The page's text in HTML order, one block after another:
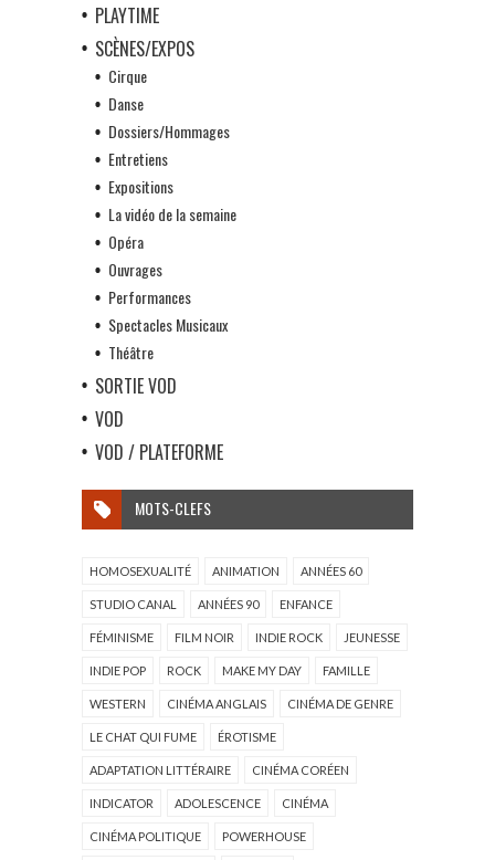
PLAYTIME
SCÈNES/EXPOS
Cirque
Danse
Dossiers/Hommages
Entretiens
Expositions
La vidéo de la semaine
Opéra
Ouvrages
Performances
Spectacles Musicaux
Théâtre
SORTIE VOD
VOD
VOD / PLATEFORME
MOTS-CLEFS
HOMOSEXUALITÉ ANIMATION ANNÉES 60
STUDIO CANAL ANNÉES 90 ENFANCE
FÉMINISME FILM NOIR INDIE ROCK JEUNESSE
INDIE POP ROCK MAKE MY DAY FAMILLE
WESTERN CINÉMA ANGLAIS CINÉMA DE GENRE
LE CHAT QUI FUME ÉROTISME
ADAPTATION LITTÉRAIRE CINÉMA CORÉEN
INDICATOR ADOLESCENCE CINÉMA
CINÉMA POLITIQUE POWERHOUSE